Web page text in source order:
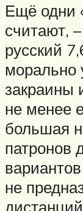
Ещё одни
считают,
русский
морально
закраины
не менее
большая
патронов
не